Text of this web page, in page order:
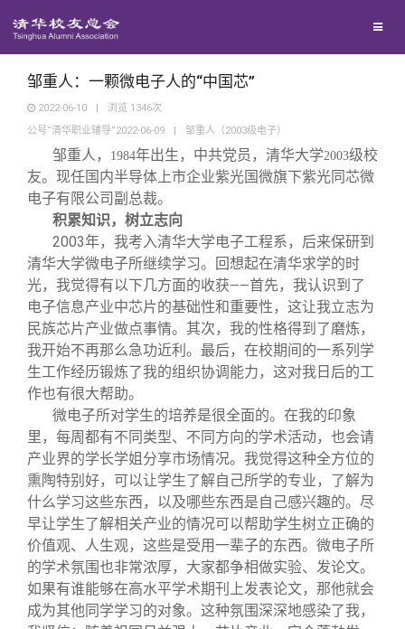
西南联大校友会
义工计划
新媒体平台
青春风采
校友文苑
校友讲坛
校友视界
校友服务
终身学习
信息化服务
三创大赛
实用信息
校友总会
总会简介
会长致辞
总会章程
理事会名单
关闭
邹重人：一颗微电子人的“中国芯”
2022-06-10 | 浏览 1346次
公号“清华职业辅导”2022-06-09
| 邹重人（2003级电子）
邹重人， 1984年出生，中共党员，清华大学2003级校
友。现任国内半导体上市企业紫光国微旗下紫光同芯微
电子有限公司副总裁。
积累知识，树立志向
2003年，我考入清华大学电子工程系，后来保研到
清华大学微电子所继续学习。回想起在清华求学的时
光，我觉得有以下几方面的收获——首先，我认识到了
电子信息产业中芯片的基础性和重要性，这让我立志为
民族芯片产业做点事情。其次，我的性格得到了磨炼，
我开始不再那么急功近利。最后，在校期间的一系列学
生工作经历锻炼了我的组织协调能力，这对我日后的工
作也有很大帮助。
微电子所对学生的培养是很全面的。在我的印象
里，每周都有不同类型、不同方向的学术活动，也会请
产业界的学长学姐分享市场情况。我觉得这种全方位的
熏陶特别好，可以让学生了解自己所学的专业，了解为
什么学习这些东西，以及哪些东西是自己感兴趣的。尽
早让学生了解相关产业的情况可以帮助学生树立正确的
价值观、人生观，这些是受用一辈子的东西。微电子所
的学术氛围也非常浓厚，大家都争相做实验、发论文。
如果有谁能够在高水平学术期刊上发表论文，那他就会
成为其他同学学习的对象。这种氛围深深地感染了我，